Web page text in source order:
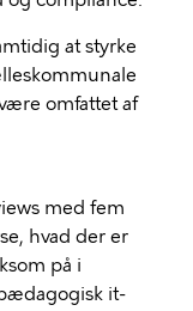
at styrke
omfattet af
med fem
hvad der er
på i
it-